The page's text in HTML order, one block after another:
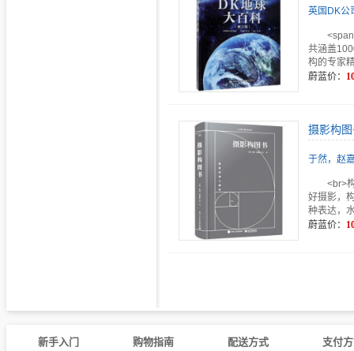
英国DK公
共涵盖
构的专家
蔚蓝价：
摄影构
于然，赵
<br>
好摄影，
种表达，
蔚蓝价：
新手入门 购物指南 配送方式 支付